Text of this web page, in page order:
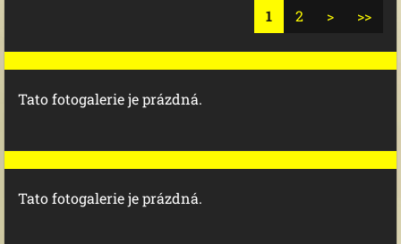
1 2 > >>
Tato fotogalerie je prázdná.
Tato fotogalerie je prázdná.